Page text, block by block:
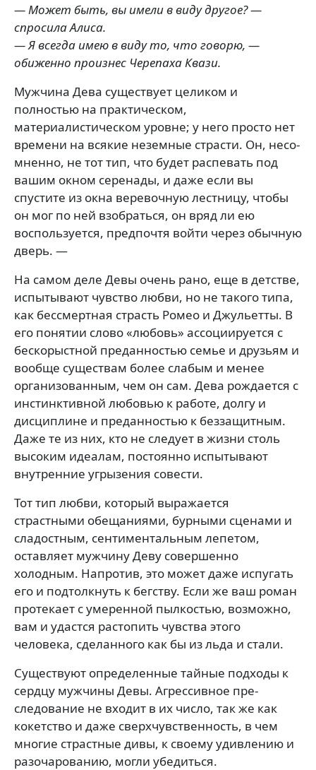
— Может быть, вы имели в виду другое? —
спросила Алиса.
— Я всегда имею в виду то, что го­ворю, —
обиженно произнес Черепаха Квази.
Мужчина Дева существует целиком и
полностью на практическом,
материалистическом уровне; у него про­сто нет
времени на всякие неземные страсти. Он, несо­
мненно, не тот тип, что будет распевать под
вашим ок­ном серенады, и даже если вы
спустите из окна вере­вочную лестницу, чтобы
он мог по ней взобраться, он вряд ли ею
воспользуется, предпочтя войти через обыч­ную
дверь. —
На самом деле Девы очень рано, еще в детстве,
испытывают чувство любви, но не такого типа,
как бес­смертная страсть Ромео и Джульетты. В
его понятии слово «любовь» ассоциируется с
бескорыстной пре­данностью семье и друзьям и
вообще существам бо­лее слабым и менее
организованным, чем он сам. Дева рождается с
инстинктивной любовью к работе, долгу и
дисциплине и преданностью к беззащитным.
Даже те из них, кто не следует в жизни столь
высоким идеалам, постоянно испытывают
внутренние угрызения совести.
Тот тип любви, который выражается
страстными обещаниями, бурными сценами и
сладост­ным, сентиментальным лепетом,
оставляет мужчину Деву совершенно
холодным. Напротив, это может даже ис­пугать
его и подтолкнуть к бегству. Если же ваш роман
протекает с умеренной пылкостью, возможно,
вам и удастся растопить чувства этого
человека, сделанного как бы из льда и стали.
Существуют определенные тай­ные подходы к
сердцу мужчины Девы. Агрессивное пре­
следование не входит в их число, так же как
кокетство и даже сверхчувственность, в чем
многие страстные дивы, к своему удивлению и
разочарованию, могли убе­диться.